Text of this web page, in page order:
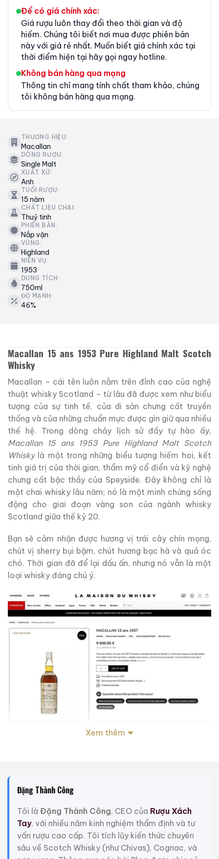
Để có giá chính xác:
Giá rượu luôn thay đổi theo thời gian và độ
hiếm. Chúng tôi biết nơi mua được phiên bản
này với giá rẻ nhất. Muốn biết giá chính xác tại
thời điểm hiện tại hãy gọi ngay hotline.
Không bán hàng qua mạng
Thông tin chỉ mang tính chất tham khảo, chúng
tôi không bán hàng qua mạng.
THƯƠNG HIỆU:
Macallan
DÒNG RƯỢU:
Single Malt
XUẤT XỨ:
Anh
TUỔI RƯỢU:
15 năm
CHẤT LIỆU CHAI:
Thuỷ tinh
PHIÊN BẢN:
Nắp vặn
VÙNG:
Highland
NIÊN VỤ:
1953
DUNG TÍCH:
750ml
ĐỘ MẠNH:
46%
Macallan 15 ans 1953 Pure Highland Malt Scotch
Whisky
Macallan – cái tên luôn nằm trên đỉnh cao của nghệ
thuật whisky Scotland – từ lâu đã được xem như biểu
tượng của sự tinh tế, của di sản chưng cất truyền
thống và của những chuẩn mực được gìn giữ qua nhiều
thế hệ. Trong dòng chảy lịch sử đầy tự hào ấy,
Macallan 15 ans 1953 Pure Highland Malt Scotch
Whiskylà một trong những biểu tượng hiếm hoi, kết
tinh giá trị của thời gian, thẩm mỹ cổ điển và kỹ nghệ
chưng cất bậc thầy của Speyside. Đây không chỉ là
một chai whisky lâu năm; nó là một minh chứng sống
động cho giai đoạn vàng son của ngành whisky
Scotland giữa thế kỷ 20.
Bạn sẽ cảm nhận được hương vị trái cây chín mọng,
chút vị sherry bụi bặm, chút hương bạc hà và quả óc
chó. Thời gian đã để lại dấu ấn, nhưng nó vẫn là một
loại whisky đáng chú ý.
Giá rượu Macallan 15 ans 1957 Pure Highland Malt Scotch
Phiên bản Macallan 15 ans này được chưng cất vào
năm 1953
và đóng chai vào
khi Macallan bắt đầu ra mắt dòng Fine & Rare trứ
danh, và trước khi whisky đơn mạch (single malt) trở
nên phổ biến toàn cầu. Những chai xuất xưởng trong
thời kỳ này phần lớn thuộc về các lô nhỏ, dành chủ
Xem thêm
Đặng Thành Công
Tôi là Đặng Thành Công, CEO của Rượu Xách
Tay, với nhiều năm kinh nghiệm thẩm định và tư
vấn rượu cao cấp. Tôi tích lũy kiến thức chuyên
sâu về Scotch Whisky (như Chivas), Cognac, và